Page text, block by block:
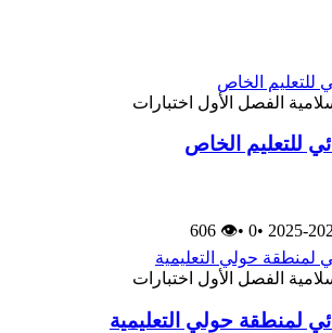
الفصل الأول اختبارات
للتعليم الخاص
2025-
•
0
•
👁 606
الفصل الأول اختبارات
لمنطقة حولي التعليمية